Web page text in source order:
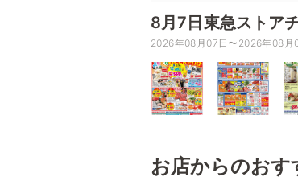
8月7日東急ストア
2026年08月07日〜2026年08月
お店からのおす